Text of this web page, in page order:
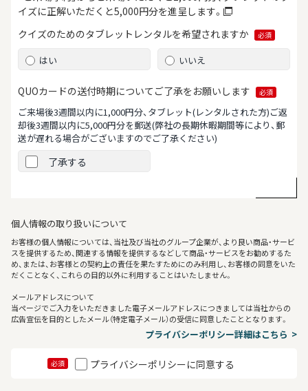
イズに正解いただくと5,000円分を進呈します。
クイズのためのタブレット レンタルを希望されますか 必須
はい いいえ
QUOカードの送付時期について ご了承をお願いします 必須
ご来場後3週間以内に1,000円分、タブレット(レンタルされた方)ご返
却後3週間以内に5,000円分を郵送(弊社の長期休暇期間等により、郵
送が遅れる場合がございますのでご了承ください)
了承する
個人情報の取り扱いについて
お客様の個人情報については、当社及び当社のグループ企業が、より良い商品・サービ
スを提供するため、関連する情報を提供するなどして商品・サービスをお勧めするた
め、または、お客様との契約上の責任を果たすためにのみ利用し、お客様の同意をいた
だくことなく、これらの目的以外に利用することはいたしません。
メールアドレスについて
当ページでご入力をいただきました電子メールアドレスにつきましては当社からの
広告宣伝を目的としたメール（特定電子メール）の受信に同意したこととなります。
プライバシーポリシー詳細はこちら
必須 プライバシーポリシーに同意する